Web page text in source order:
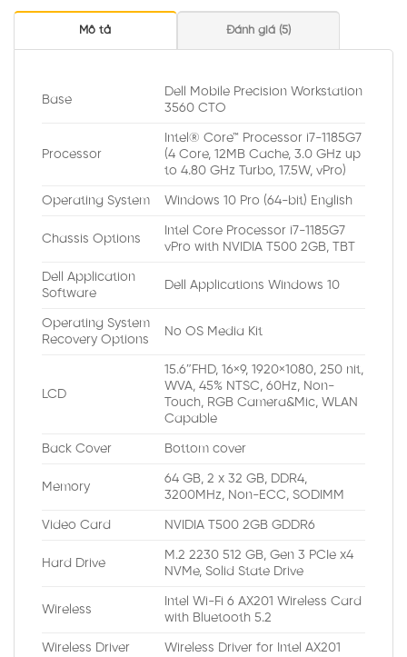
Mô tả Đánh giá (5)
Base
Dell Mobile Precision Workstation
3560 CTO
Processor
Intel® Core™ Processor i7-1185G7
(4 Core, 12MB Cache, 3.0 GHz up
to 4.80 GHz Turbo, 17.5W, vPro)
Operating System Windows 10 Pro (64-bit) English
Chassis Options
Intel Core Processor i7-1185G7
vPro with NVIDIA T500 2GB, TBT
Dell Application
Software
Dell Applications Windows 10
Operating System
Recovery Options
No OS Media Kit
LCD
15.6″FHD, 16×9, 1920×1080, 250 nit,
WVA, 45% NTSC, 60Hz, Non-
Touch, RGB Camera&Mic, WLAN
Capable
Back Cover Bottom cover
Memory
64 GB, 2 x 32 GB, DDR4,
3200MHz, Non-ECC, SODIMM
Video Card NVIDIA T500 2GB GDDR6
Hard Drive
M.2 2230 512 GB, Gen 3 PCIe x4
NVMe, Solid State Drive
Wireless
Intel Wi-Fi 6 AX201 Wireless Card
with Bluetooth 5.2
Wireless Driver Wireless Driver for Intel AX201